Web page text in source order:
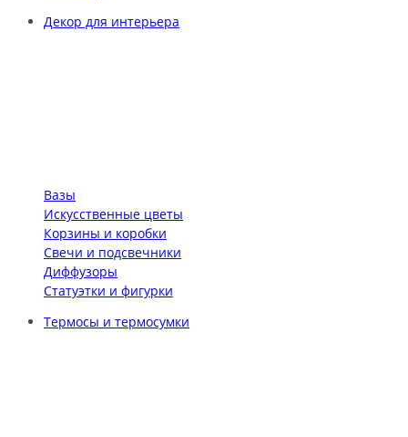
Декор для интерьера
Вазы
Искусственные цветы
Корзины и коробки
Свечи и подсвечники
Диффузоры
Статуэтки и фигурки
Термосы и термосумки